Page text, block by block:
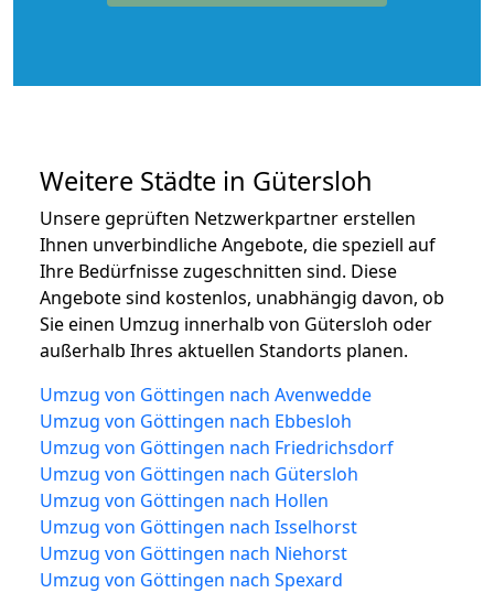
Weitere Städte in Gütersloh
Unsere geprüften Netzwerkpartner erstellen
Ihnen unverbindliche Angebote, die speziell auf
Ihre Bedürfnisse zugeschnitten sind. Diese
Angebote sind kostenlos, unabhängig davon, ob
Sie einen Umzug innerhalb von Gütersloh oder
außerhalb Ihres aktuellen Standorts planen.
Umzug von Göttingen nach Avenwedde
Umzug von Göttingen nach Ebbesloh
Umzug von Göttingen nach Friedrichsdorf
Umzug von Göttingen nach Gütersloh
Umzug von Göttingen nach Hollen
Umzug von Göttingen nach Isselhorst
Umzug von Göttingen nach Niehorst
Umzug von Göttingen nach Spexard